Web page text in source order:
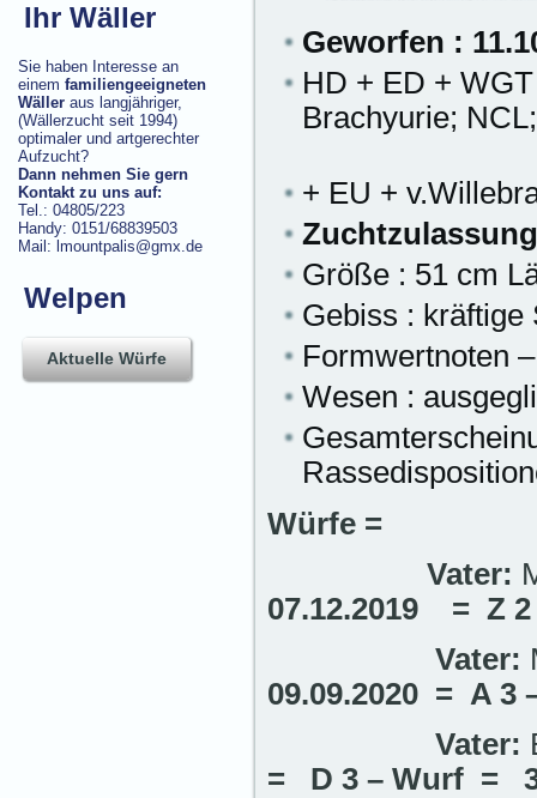
Ihr Wäller
Sie haben Interesse an
einem familiengeeigneten
Wäller aus langjähriger,
(Wällerzucht seit 1994)
optimaler und artgerechter
Aufzucht?
Dann nehmen Sie gern
Kontakt zu uns auf:
Tel.: 04805/223
Handy: 0151/68839503
Mail: lmountpalis@gmx.de
Welpen
Aktuelle Würfe
Geworfen :
HD + ED +
Brachyurie;
+ EU +
Größe : 51 cm
Gebiss : kräftige
Formwertnoten
Wesen :
Würfe =
Vater:
07.12.2019 = Z
Vater:
09.09.2020 = A
Vater:
= D 3 – Wurf =